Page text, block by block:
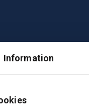
Information